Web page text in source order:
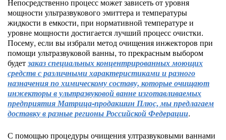
мощности ультразвукового эмиттера и температуры
жидкости в емкости, при нормативной температуре и
уровне мощности достигается лучший процесс очистки.
Посему, если вы избрали метод очищения инжекторов при
помощи ультразвуковой ванны, то прекрасным выбором
будетзаказ специальных концентрированных моющих
средств с различными характеристиками и разного
назначения по химическому составу, которые очищают
инжекторы в ультразвуковой ванне изготавливаемых
предприятия Матрица-продакшин Плюс, мы предлагаем
доставку в разные регионы Российской Федерации.
С помощью процедуры очищения ултразвуковыми ваннами